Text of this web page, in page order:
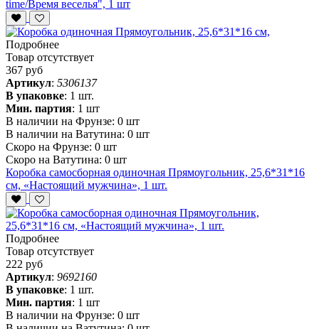
time/Время веселья", 1 шт
Подробнее
Товар отсутствует
367 руб
Артикул: 5306137
В упаковке: 1 шт.
Мин. партия: 1 шт
В наличии на Фрунзе: 0 шт
В наличии на Ватутина: 0 шт
Скоро на Фрунзе: 0 шт
Скоро на Ватутина: 0 шт
Коробка самосборная одиночная Прямоугольник, 25,6*31*16
см, «Настоящий мужчина», 1 шт.
Подробнее
Товар отсутствует
222 руб
Артикул: 9692160
В упаковке: 1 шт.
Мин. партия: 1 шт
В наличии на Фрунзе: 0 шт